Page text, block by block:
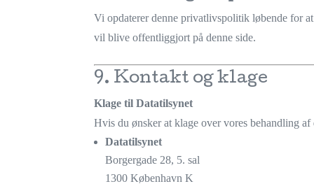
Vi opdaterer denne privatlivspolitik løbende for
vil blive offentliggjort på denne side.
9. Kontakt og klage
Klage til Datatilsynet
Hvis du ønsker at klage over vores behandling
Datatilsynet
Borgergade 28, 5. sal
1300 København K